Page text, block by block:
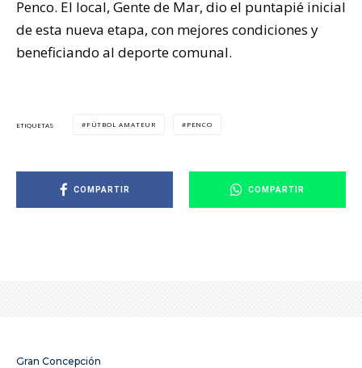
Penco. El local, Gente de Mar, dio el puntapié inicial
de esta nueva etapa, con mejores condiciones y
beneficiando al deporte comunal.
ETIQUETAS FÚTBOL AMATEUR PENCO
COMPARTIR COMPARTIR
Gran Concepción